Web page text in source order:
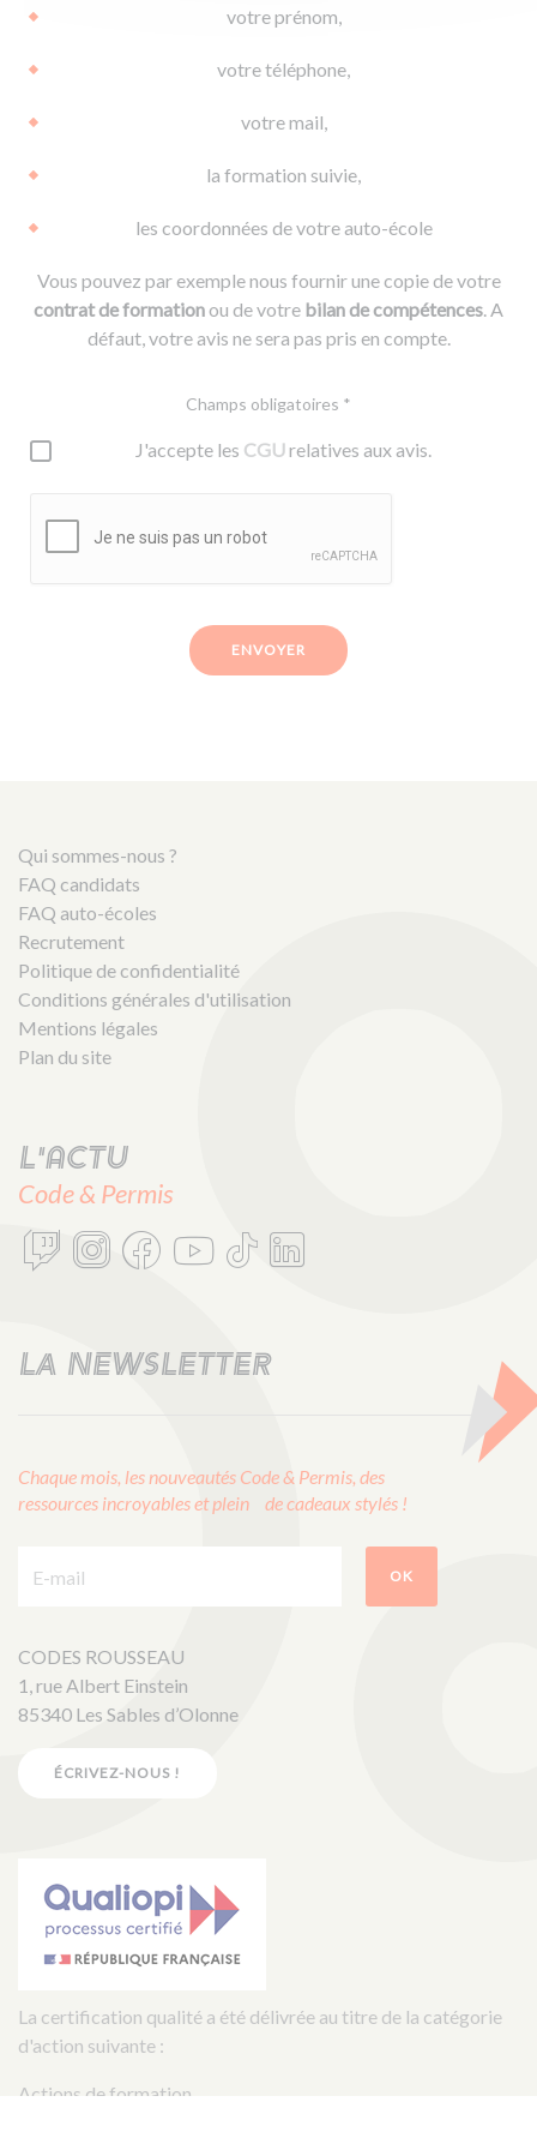
votre prénom,
votre téléphone,
votre mail,
la formation suivie,
les coordonnées de votre auto-école
Vous pouvez par exemple nous fournir une copie de votre
contrat de formationou de votre bilan de compétences. A
défaut, votre avis ne sera pas pris en compte.
Champs obligatoires *
J'accepte les CGUrelatives aux avis.
ENVOYER
Qui sommes-nous ?
FAQ candidats
FAQ auto-écoles
Recrutement
Politique de confidentialité
Conditions générales d'utilisation
Mentions légales
Plan du site
L'actu
Code & Permis
LA NEWSLETTER
Chaque mois, les nouveautés Code & Permis, des
ressources incroyables et plein de cadeaux stylés !
OK
CODES ROUSSEAU
1, rue Albert Einstein
85340 Les Sables d’Olonne
ÉCRIVEZ-NOUS !
La certification qualité a été délivrée au titre de la catégorie
d'action suivante :
Actions de formation